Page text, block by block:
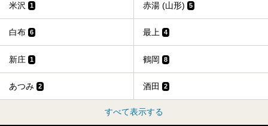
米沢 1 赤湯 (山形) 5
白布 6 最上 4
新庄 1 鶴岡 8
あつみ 2 酒田 2
すべて表示する